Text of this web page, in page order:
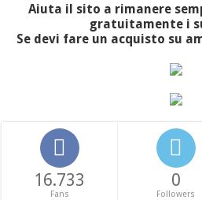
Aiuta il sito a rimanere
gratuitamente i
Se devi fare un acquisto su
16.733
Fans
0
Followers